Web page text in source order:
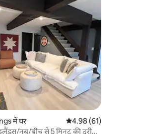
में घर औसत रेटिंग 5 में से 4.98,
4.98 (61)
नब/बीच से 5 मिनट की दूरी